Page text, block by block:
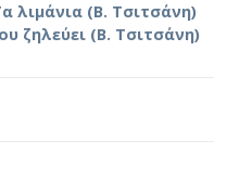
λιμάνια (Β. Τσιτσάνη)
ζηλεύει (Β. Τσιτσάνη)